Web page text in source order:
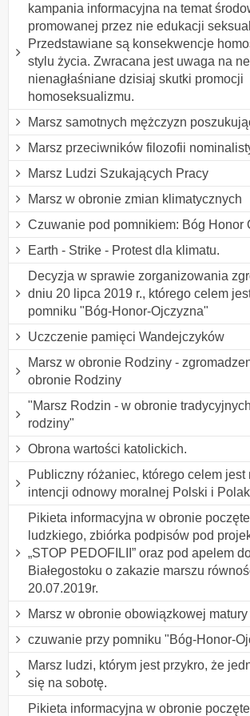
kampania informacyjna na temat
promowanej przez nie edukacji
Przedstawiane są konsekwencje
stylu życia. Zwracana jest uwaga na
nienagłaśniane dzisiaj skutki promocji
homoseksualizmu.
Marsz samotnych mężczyzn
Marsz przeciwników filozofii
Marsz Ludzi Szukających Pracy
Marsz w obronie zmian klimatycznych
Czuwanie pod pomnikiem: Bóg Honor
Earth - Strike - Protest dla klimatu.
Decyzja w sprawie zorganizowania
dniu 20 lipca 2019 r., którego celem
pomniku "Bóg-Honor-Ojczyzna"
Uczczenie pamięci Wandejczyków
Marsz w obronie Rodziny -
obronie Rodziny
"Marsz Rodzin - w obronie
rodziny"
Obrona wartości katolickich.
Publiczny różaniec, którego celem jest
intencji odnowy moralnej Polski i
Pikieta informacyjna w obronie
ludzkiego, zbiórka podpisów pod
„STOP PEDOFILII” oraz pod apelem
Białegostoku o zakazie marszu
20.07.2019r.
Marsz w obronie obowiązkowej
czuwanie przy pomniku "Bóg-Honor-
Marsz ludzi, którym jest przykro, że
się na sobotę.
Pikieta informacyjna w obronie